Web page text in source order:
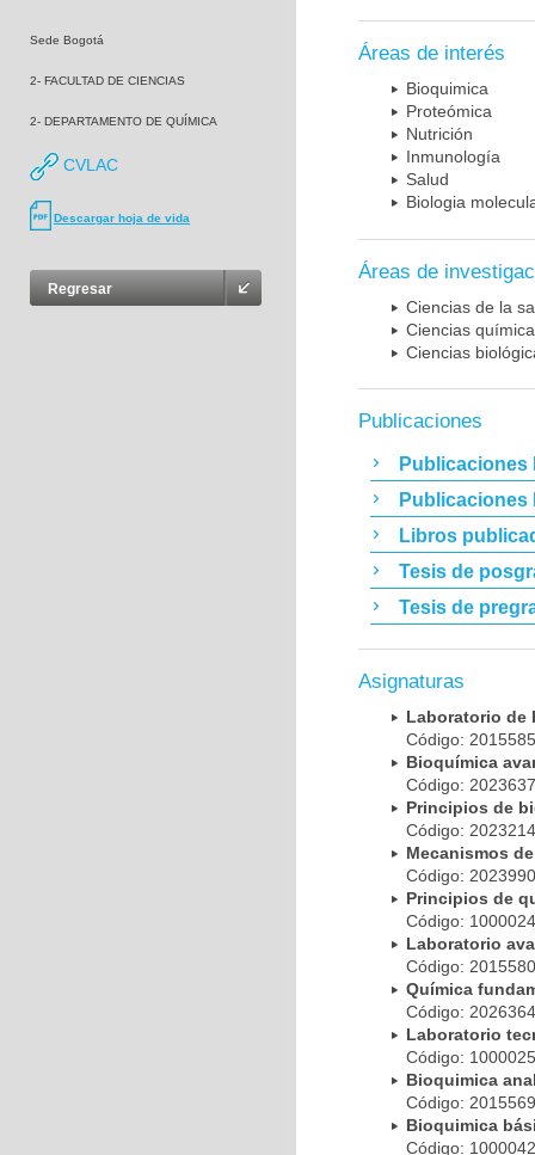
Sede Bogotá
2- FACULTAD DE CIENCIAS
2- DEPARTAMENTO DE QUÍMICA
CVLAC
Descargar hoja de vida
Regresar
Áreas de interés
Bioquimica
Proteómica
Nutrición
Inmunología
Salud
Biologia
Áreas de
Ciencias de la
Ciencias
Ciencias
Publicaciones
Publicaciones
Publicaciones
Libros
Tesis de
Tesis de
Asignaturas
Laboratorio de
Código:
Bioquímica
Código:
Principios de
Código:
Mecanismos
Código:
Principios de
Código:
Laboratorio
Código:
Química
Código:
Laboratorio
Código:
Bioquimica
Código:
Bioquimica
Código: